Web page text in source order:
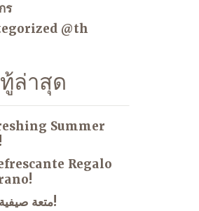
ร
@th
ล่าสุด
Summer
Regalo
متعة صيفية منعشة!